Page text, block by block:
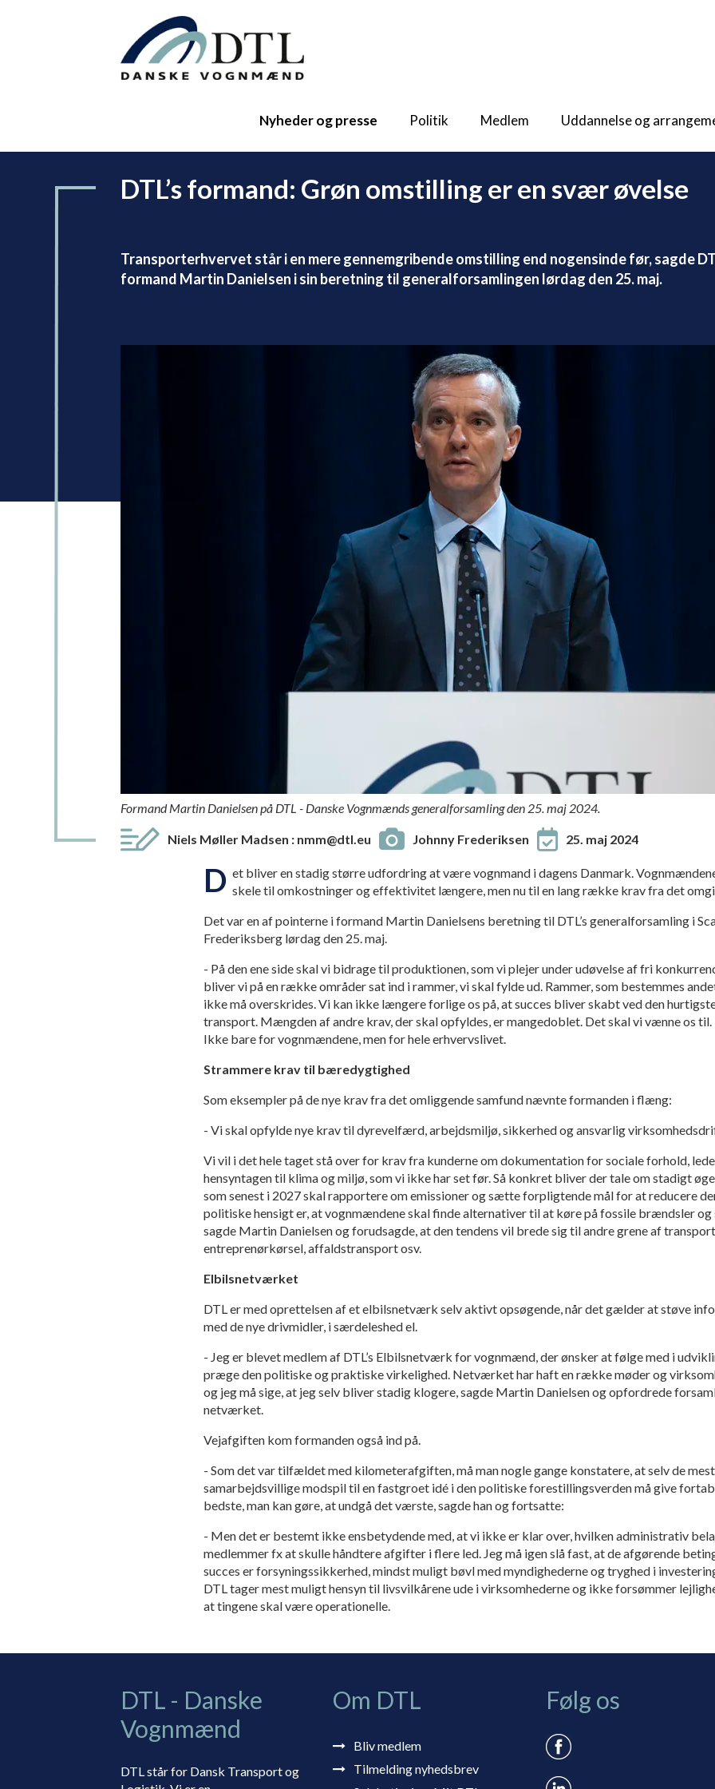
Nyheder og presse Politik Medlem Uddannelse og
DTL’s formand: Grøn omstilling er en svær øvelse
Transporterhvervet står i en mere gennemgribende omstilling end nogensinde før, sagde
formand Martin Danielsen i sin beretning til generalforsamlingen lørdag den 25. maj.
Formand Martin Danielsen på DTL - Danske Vognmænds generalforsamling den 25. maj 2024.
Niels Møller Madsen : nmm@dtl.eu Johnny Frederiksen 25. maj 2024
D et bliver en stadig større udfordring at være vognmand i dagens Danmark.
skele til omkostninger og effektivitet længere, men nu til en lang række krav fra det
Det var en af pointerne i formand Martin Danielsens beretning til DTL’s generalforsamling i
Frederiksberg lørdag den 25. maj.
- På den ene side skal vi bidrage til produktionen, som vi plejer under udøvelse af fri
bliver vi på en række områder sat ind i rammer, vi skal fylde ud. Rammer, som bestemmes
ikke må overskrides. Vi kan ikke længere forlige os på, at succes bliver skabt ved den
transport. Mængden af andre krav, der skal opfyldes, er mangedoblet. Det skal vi vænne os
Ikke bare for vognmændene, men for hele erhvervslivet.
Strammere krav til bæredygtighed
Som eksempler på de nye krav fra det omliggende samfund nævnte formanden i flæng:
- Vi skal opfylde nye krav til dyrevelfærd, arbejdsmiljø, sikkerhed og ansvarlig
Vi vil i det hele taget stå over for krav fra kunderne om dokumentation for sociale forhold,
hensyntagen til klima og miljø, som vi ikke har set før.Så konkret bliver der tale om stadigt
som senest i 2027 skal rapportere om emissioner og sætte forpligtende mål for at reducere
politiske hensigt er, at vognmændene skal finde alternativer til at køre på fossile brændsler
sagde Martin Danielsen og forudsagde, at den tendens vil brede sig til andre grene af
entreprenørkørsel, affaldstransport osv.
Elbilsnetværket
DTL er med oprettelsen af et elbilsnetværk selv aktivt opsøgende, når det gælder at støve
med de nye drivmidler, i særdeleshed el.
- Jeg er blevet medlem af DTL’s Elbilsnetværk for vognmænd, der ønsker at følge med i
præge den politiske og praktiske virkelighed. Netværket har haft en række møder og
og jeg må sige, at jeg selv bliver stadig klogere, sagde Martin Danielsen og opfordrede
netværket.
Vejafgiften kom formanden også ind på.
- Som det var tilfældet med kilometerafgiften, må man nogle gange konstatere, at selv de
samarbejdsvillige modspil til en fastgroet idé i den politiske forestillingsverden må give
bedste, man kan gøre, at undgå det værste, sagde han og fortsatte:
- Men det er bestemt ikke ensbetydende med, at vi ikke er klar over, hvilken administrativ
medlemmer fx at skulle håndtere afgifter i flere led. Jeg må igen slå fast, at de afgørende
succes er forsyningssikkerhed, mindst muligt bøvl med myndighederne og tryghed i
DTL tager mest muligt hensyn til livsvilkårene ude i virksomhederne og ikke forsømmer
at tingene skal være operationelle.
DTL - Danske
Vognmænd
DTL står for Dansk Transport og
Om DTL
Bliv medlem
Tilmelding nyhedsbrev
Følg os